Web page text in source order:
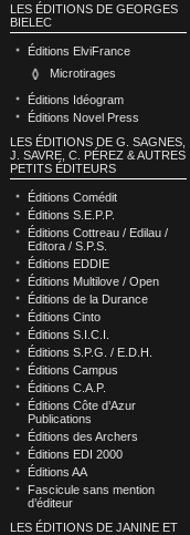
LES ÉDITIONS DE GEORGES
BIELEC
Éditions ElviFrance
Microtirages
Éditions Idéogram
Éditions Novel Press
LES ÉDITIONS DE G. SAGNES,
J. SAVRE, C. PÉREZ & AUTRES
PETITS ÉDITEURS
Éditions Comédit
Éditions S.E.P.P.
Éditions Cottreau / Edilau /
Editora / S.P.S.
Éditions EDDIE
Éditions Multilove / Open
Éditions de la Durance
Éditions Cinto
Éditions S.I.C.I.
Éditions S.P.G. / E.D.H.
Éditions Campus
Éditions C.A.P.
Éditions Côte d’Azur
Publications
Éditions des Archers
Éditions EDI 2000
Éditions AA
Fascicule sans mention
d’éditeur
LES ÉDITIONS DE JANINE ET